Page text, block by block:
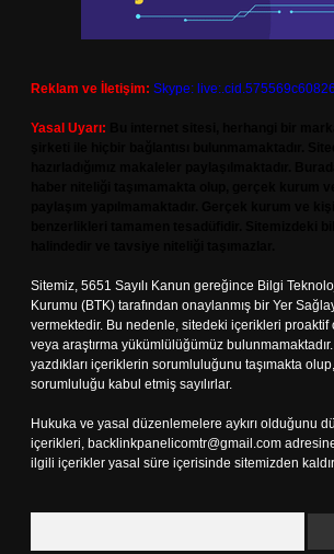
Reklam ve İletişim: Skype:
Yasal Uyarı:
Sitemiz, 5651 Sayılı Kanun gereğince Bilgi
Kurumu (BTK) tarafından onaylanmış bir Yer
vermektedir. Bu nedenle, sitedeki içerikleri proaktif
veya araştırma yükümlülüğümüz
yazdıkları içeriklerin sorumluluğunu taşımakta
sorumluluğu kabul etmiş sayılırlar.
Hukuka ve yasal düzenlemelere aykırı olduğunu
içerikleri, backlinkpanelicomtr@gmail.com
ilgili içerikler yasal süre içerisinde sitemizden